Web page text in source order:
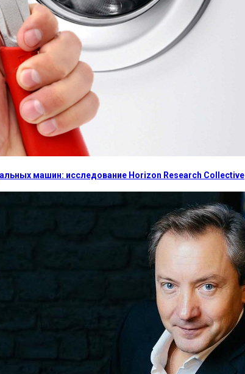
машин: исследование Horizon Research Collective